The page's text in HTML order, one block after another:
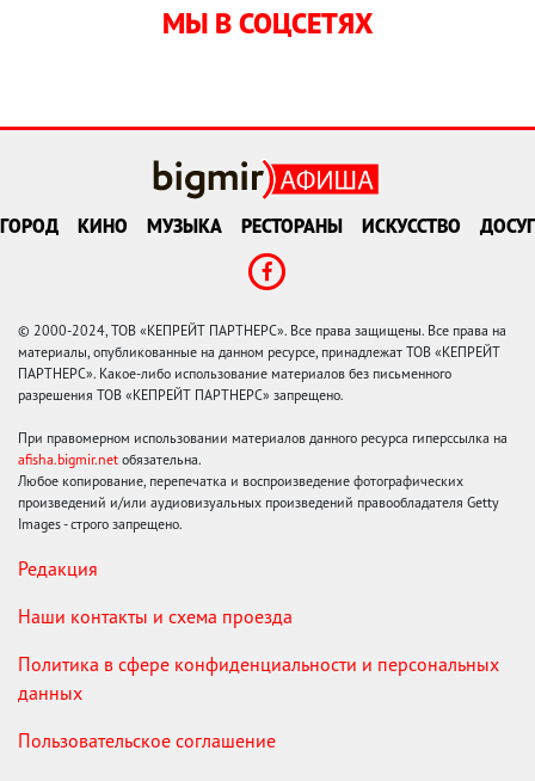
МЫ В СОЦСЕТЯХ
ГОРОД КИНО МУЗЫКА РЕСТОРАНЫ ИСКУССТВО ДОСУГ
© 2000-2024, ТОВ «КЕПРЕЙТ ПАРТНЕРС». Все права защищены. Все права на
материалы, опубликованные на данном ресурсе, принадлежат ТОВ «КЕПРЕЙТ
ПАРТНЕРС». Какое-либо использование материалов без письменного
разрешения ТОВ «КЕПРЕЙТ ПАРТНЕРС» запрещено.
При правомерном использовании материалов данного ресурса гиперссылка на
afisha.bigmir.net обязательна.
Любое копирование, перепечатка и воспроизведение фотографических
произведений и/или аудиовизуальных произведений правообладателя Getty
Images - строго запрещено.
Редакция
Наши контакты и схема проезда
Политика в сфере конфиденциальности и персональных
данных
Пользовательское соглашение